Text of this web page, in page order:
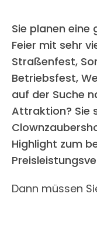
Sie planen
Feier mit sehr
Straßenfest,
Betriebsfest,
auf der Suche
Attraktion? Sie
Highlight zum
Dann müssen